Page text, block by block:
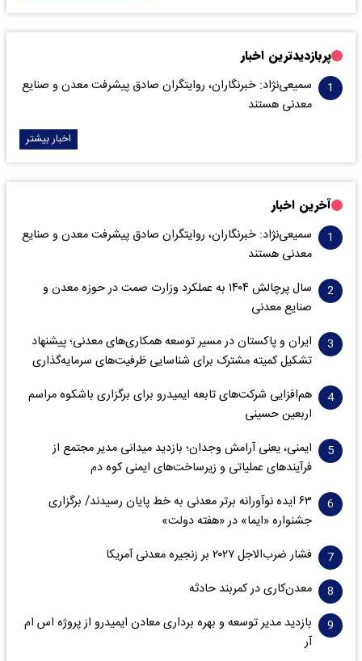
پربازدیدترین اخبار
سمیعی‌نژاد: خبرنگاران، روایتگران صادق پیشرفت معدن و صنایع
معدنی هستند
اخبار بیشتر
آخرین اخبار
سمیعی‌نژاد: خبرنگاران، روایتگران صادق پیشرفت معدن و صنایع
معدنی هستند
سال پرچالش ۱۴۰۴ به عملکرد وزارت صمت در حوزه معدن و
صنایع معدنی
ایران و پاکستان در مسیر توسعه همکاری‌های معدنی؛ پیشنهاد
تشکیل کمیته مشترک برای شناسایی ظرفیت‌های سرمایه‌گذاری
هم‌افزایی شرکت‌های تابعه ایمیدرو برای برگزاری باشکوه مراسم
اربعین حسینی
ایمنی، یعنی آرامش وجدان؛ بازدید میدانی مدیر مجتمع از
فرآیندهای عملیاتی و زیرساخت‌های ایمنی کوه دم
۶۳ ایده نوآورانه برتر معدنی به خط پایان رسیدند/ برگزاری
جشنواره «ایما» در «هفته دولت»
فشار ضرب‌الاجل ۲۰۲۷ بر زنجیره معدنی آمریکا
معدن‌کاری در کمربند حادثه
بازدید مدیر توسعه و بهره برداری معادن ایمیدرو از پروژه اس ام
آر